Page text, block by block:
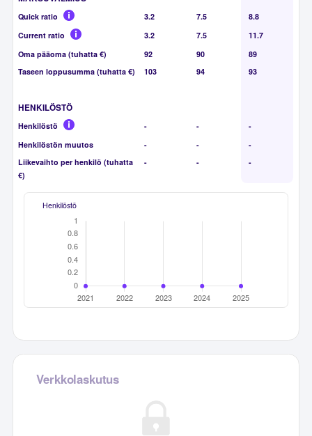
Quick ratio 3.2 7.5
8.8
Current ratio
3.2 7.5
11.7
Oma pääoma (tuhatta €)
92 90
89
Taseen loppusumma (tuhatta €)
103 94 93
HENKILÖSTÖ
Henkilöstö - -
-
Henkilöstön muutos
- -
-
Liikevaihto per henkilö (tuhatta
€)
- - -
Henkilöstö
Verkkolaskutus